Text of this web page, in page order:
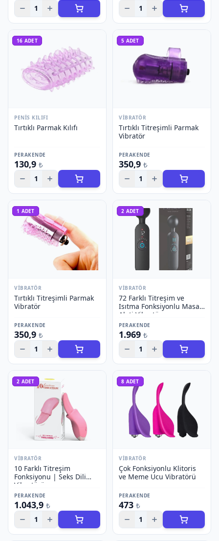
1 1
16 ADET
PENIS KILIFI
Tırtıklı Parmak Kılıfı
PERAKENDE
130,9 ₺
1
5 ADET
VIBRATÖR
Tırtıklı Titreşimli Parmak
Vibratör
PERAKENDE
350,9 ₺
1
1 ADET
VIBRATÖR
Tırtıklı Titreşimli Parmak
Vibratör
PERAKENDE
350,9 ₺
1
2 ADET
VIBRATÖR
72 Farklı Titreşim ve
Isıtma Fonksiyonlu Masaj
Aleti Vibratör
PERAKENDE
1.969 ₺
1
2 ADET
VIBRATÖR
10 Farklı Titreşim
Fonksiyonu | Seks Dili
Vibratörü
PERAKENDE
1.043,9 ₺
1
8 ADET
VIBRATÖR
Çok Fonksiyonlu Klitoris
ve Meme Ucu Vibratörü
PERAKENDE
473 ₺
1